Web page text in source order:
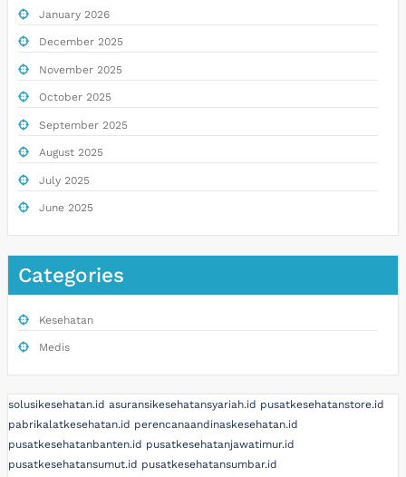
January 2026
December 2025
November 2025
October 2025
September 2025
August 2025
July 2025
June 2025
Categories
Kesehatan
Medis
solusikesehatan.id asuransikesehatansyariah.id pusatkesehatanstore.id
pabrikalatkesehatan.id perencanaandinaskesehatan.id
pusatkesehatanbanten.id pusatkesehatanjawatimur.id
pusatkesehatansumut.id pusatkesehatansumbar.id